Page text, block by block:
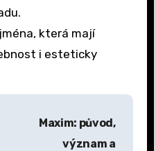
která mají
i esteticky
Maxim: původ,
význam a